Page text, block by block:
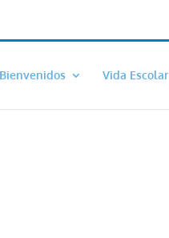
Bienvenidos Vida Escolar